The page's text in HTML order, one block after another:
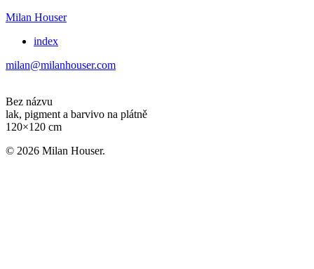
Milan Houser
index
milan@milanhouser.com
Bez názvu
lak, pigment a barvivo na plátně
120×120 cm
© 2026 Milan Houser.